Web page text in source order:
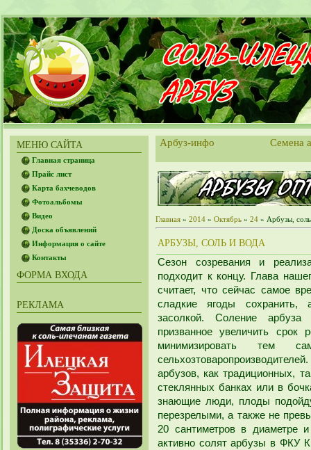
МЕНЮ САЙТА
Главная страница
Прайс лист
Карта бахчеводов
Фотоальбомы
Видео
Доска объявлений
Информация о сайте
Контакты
ФОРМА ВХОДА
РЕКЛАМА
Арбуз-инфо Семена
Главная » 2014 » Октябрь » 24 » Арбузы,
АРБУЗЫ, СОЛЬ И ВОДА
Сезон созревания и
подходит к концу. Глава
считает, что сейчас самое
сладкие ягоды
засолкой. Соление
призванное увеличить срок
минимизировать тем
арбузов, как традиционных,
стеклянных банках или в
знающие люди, плоды
перезрелыми, а также не
20 сантиметров в диаметре
активно солят арбузы в ФКУ